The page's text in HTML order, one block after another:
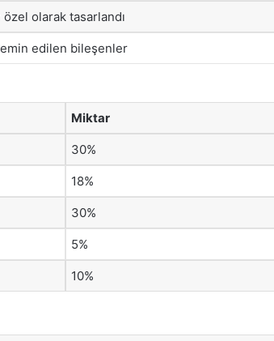
olarak tasarlandı
edilen bileşenler
Miktar
30%
18%
30%
5%
10%